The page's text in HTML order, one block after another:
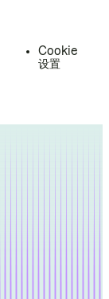
Cookie
设置